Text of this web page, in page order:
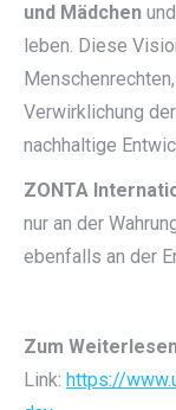
und Mädchen
leben. Diese
Verwirklichung der
nachhaltige
ZONTA
nur an der
ebenfalls an der
Zum
Link: https://